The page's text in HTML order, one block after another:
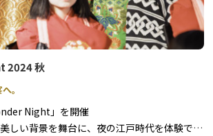
下記「関連資料」をご確認ください。
2024 秋
。
Night」を開催
しい背景を舞台に、夜の江戸時代を体験でき